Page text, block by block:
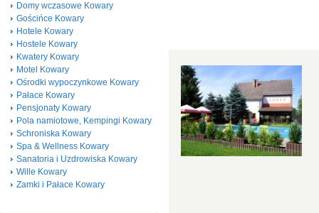
Domy wczasowe Kowary
Gościńce Kowary
Hotele Kowary
Hostele Kowary
Kwatery Kowary
Motel Kowary
Ośrodki wypoczynkowe Kowary
Pałace Kowary
Pensjonaty Kowary
Pola namiotowe, Kempingi Kowary
Schroniska Kowary
Spa & Wellness Kowary
Sanatoria i Uzdrowiska Kowary
Wille Kowary
Zamki i Pałace Kowary